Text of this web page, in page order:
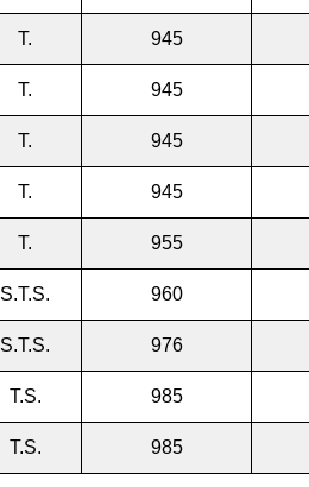
T. 945
T. 945
T. 945
T. 945
T. 955
S.T.S. 960
S.T.S. 976
T.S. 985
T.S. 985